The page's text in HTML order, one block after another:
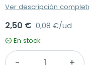
Ver descripción
2,50 € 0,08 €/ud
En stock